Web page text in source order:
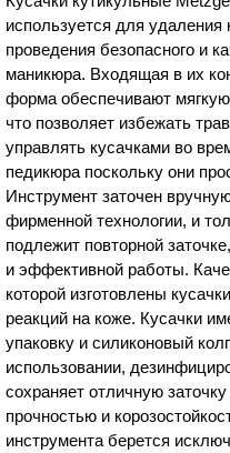
используется для
проведения безопасного и
маникюра. Входящая в их
форма обеспечивают
что позволяет избежать
управлять кусачками во
педикюра поскольку они
Инструмент заточен
фирменной технологии, и
подлежит повторной
и эффективной работы.
которой изготовлены
реакций на коже. Кусачки
упаковку и силиконовый
использовании,
сохраняет отличную
прочностью и
инструмента берется